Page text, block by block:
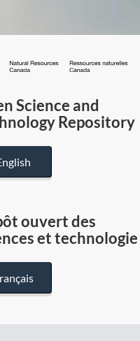
/
Science and
Repository
ouvert des
et technologie